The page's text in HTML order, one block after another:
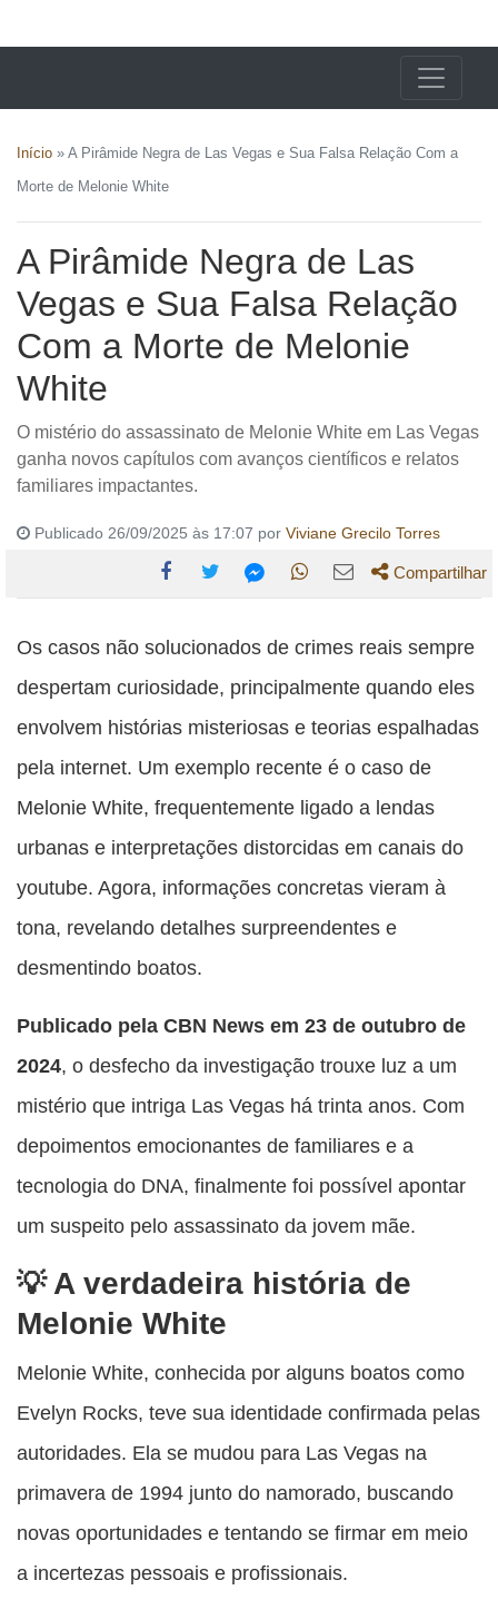
Início » A Pirâmide Negra de Las Vegas e Sua Falsa Relação Com a
Morte de Melonie White
A Pirâmide Negra de Las
Vegas e Sua Falsa Relação
Com a Morte de Melonie
White
O mistério do assassinato de Melonie White em Las Vegas
ganha novos capítulos com avanços científicos e relatos
familiares impactantes.
Publicado 26/09/2025 às 17:07 por Viviane Grecilo Torres
esta
publicação
esta
publicação
esta
publicação
esta
publicação
esta
publicação
Compartilhar
Os casos não solucionados de crimes reais sempre
despertam curiosidade, principalmente quando eles
envolvem histórias misteriosas e teorias espalhadas
pela internet. Um exemplo recente é o caso de
Melonie White, frequentemente ligado a lendas
urbanas e interpretações distorcidas em canais do
youtube. Agora, informações concretas vieram à
tona, revelando detalhes surpreendentes e
desmentindo boatos.
Publicado pela CBN News em 23 de outubro de
2024, o desfecho da investigação trouxe luz a um
mistério que intriga Las Vegas há trinta anos. Com
depoimentos emocionantes de familiares e a
tecnologia do DNA, finalmente foi possível apontar
um suspeito pelo assassinato da jovem mãe.
A verdadeira história de
Melonie White
Melonie White, conhecida por alguns boatos como
Evelyn Rocks, teve sua identidade confirmada pelas
autoridades. Ela se mudou para Las Vegas na
primavera de 1994 junto do namorado, buscando
novas oportunidades e tentando se firmar em meio
a incertezas pessoais e profissionais.